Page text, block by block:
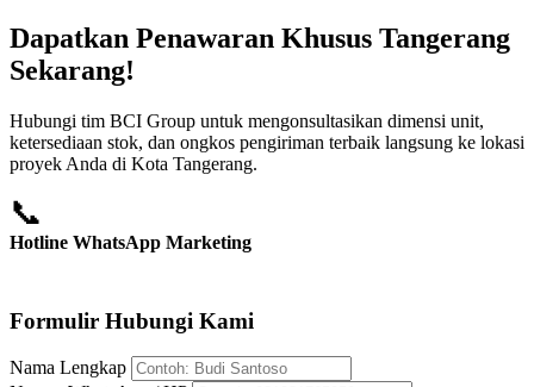
Dapatkan Penawaran Khusus Tangerang
Sekarang!
Hubungi tim BCI Group untuk mengonsultasikan dimensi unit,
ketersediaan stok, dan ongkos pengiriman terbaik langsung ke lokasi
proyek Anda di Kota Tangerang.
📞
Hotline WhatsApp Marketing
Formulir Hubungi Kami
Nama Lengkap